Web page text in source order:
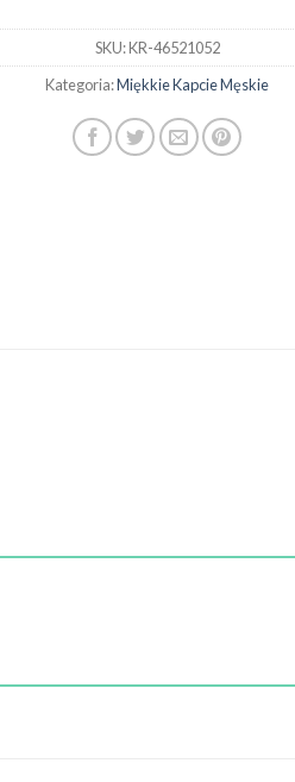
SKU:KR-46521052
Kategoria:Miękkie Kapcie Męskie